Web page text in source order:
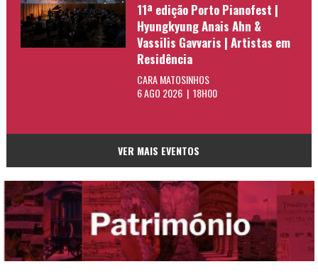
11ª edição Porto Pianofest |
Hyungkyung Anais Ahn &
Vassilis Gavvaris | Artistas em
Residência
CARA MATOSINHOS
6 AGO 2026 | 18H00
VER MAIS EVENTOS